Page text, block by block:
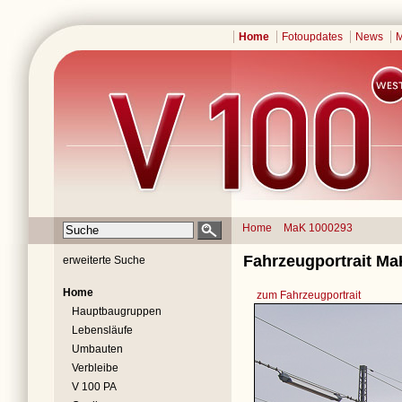
Home Fotoupdates News
Home MaK 1000293
erweiterte Suche
Home
Hauptbaugruppen
Lebensläufe
Umbauten
Verbleibe
V 100 PA
Fahrzeugportrait
zum Fahrzeugportrait